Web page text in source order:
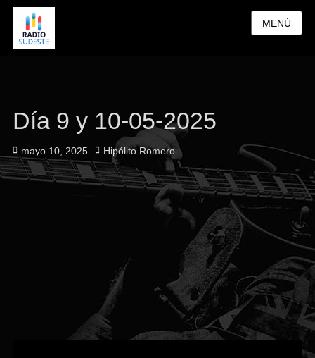
MENÚ
Día 9 y 10-05-2025
Publicado
el
mayo 10, 2025 Autor
Hipólito Romero